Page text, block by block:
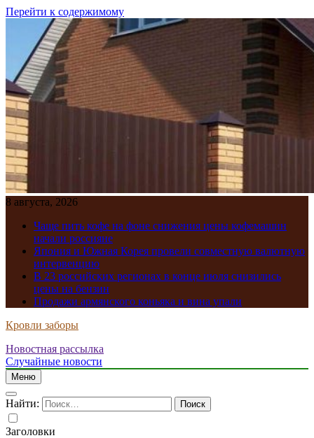
Перейти к содержимому
8 августа, 2026
Чаще пить кофе на фоне снижения цены кофемашин
начали россияне
Япония и Южная Корея провели совместную валютную
интервенцию
В 23 российских регионах в конце июля снизились
цены на бензин
Продажи армянского коньяка и вина упали
Кровли заборы
Новостная рассылка
Случайные новости
Меню
Найти:
Заголовки